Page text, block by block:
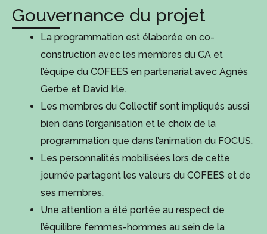
Gouvernance du projet
La programmation est élaborée en co-
construction avec les membres du CA et
l’équipe du COFEES en partenariat avec Agnès
Gerbe et David Irle.
Les membres du Collectif sont impliqués aussi
bien dans l’organisation et le choix de la
programmation que dans l’animation du FOCUS.
Les personnalités mobilisées lors de cette
journée partagent les valeurs du COFEES et de
ses membres.
Une attention a été portée au respect de
l’équilibre femmes-hommes au sein de la